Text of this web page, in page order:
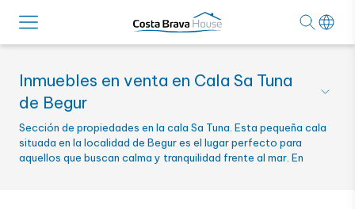
Inmuebles en venta en Cala Sa Tuna
de Begur
Sección de propiedades en la cala Sa Tuna. Esta pequeña cala
situada en la localidad de Begur es el lugar perfecto para
aquellos que buscan calma y tranquilidad frente al mar. En